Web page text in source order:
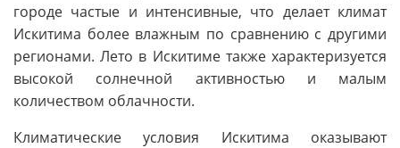
городе частые и интенсивные, что делает климат
Искитима более влажным по сравнению с другими
регионами. Лето в Искитиме также характеризуется
высокой солнечной активностью и малым
количеством облачности.
Климатические условия Искитима оказывают